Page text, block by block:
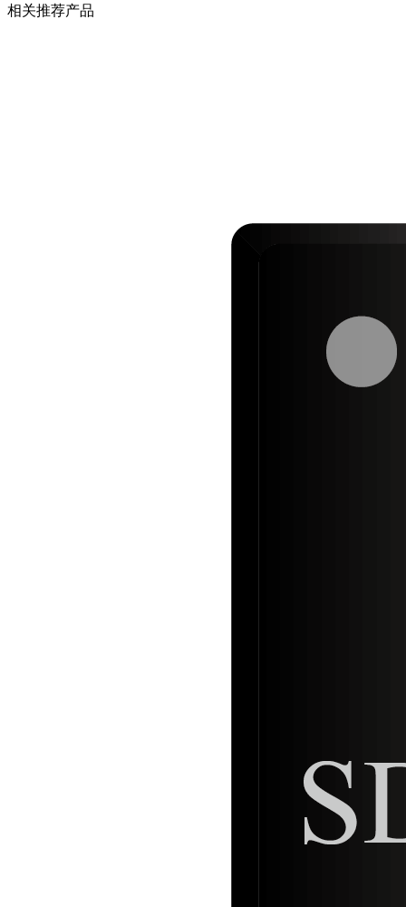
相关推荐产品